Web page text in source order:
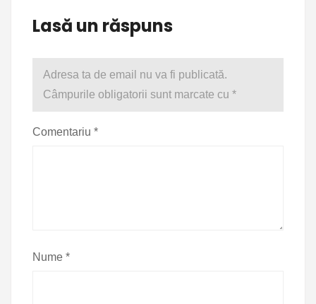
Lasă un răspuns
Adresa ta de email nu va fi publicată.
Câmpurile obligatorii sunt marcate cu *
Comentariu *
Nume *